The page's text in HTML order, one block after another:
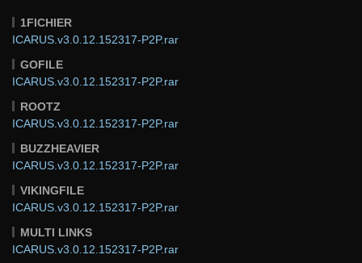
1FICHIER
ICARUS.v3.0.12.152317-P2P.rar
GOFILE
ICARUS.v3.0.12.152317-P2P.rar
ROOTZ
ICARUS.v3.0.12.152317-P2P.rar
BUZZHEAVIER
ICARUS.v3.0.12.152317-P2P.rar
VIKINGFILE
ICARUS.v3.0.12.152317-P2P.rar
MULTI LINKS
ICARUS.v3.0.12.152317-P2P.rar